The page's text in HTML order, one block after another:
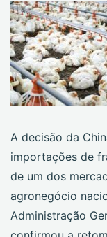
A decisão da
importações de
de um dos
agronegócio
Administração